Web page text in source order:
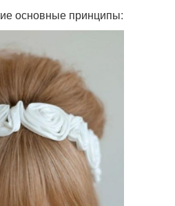
основные принципы: